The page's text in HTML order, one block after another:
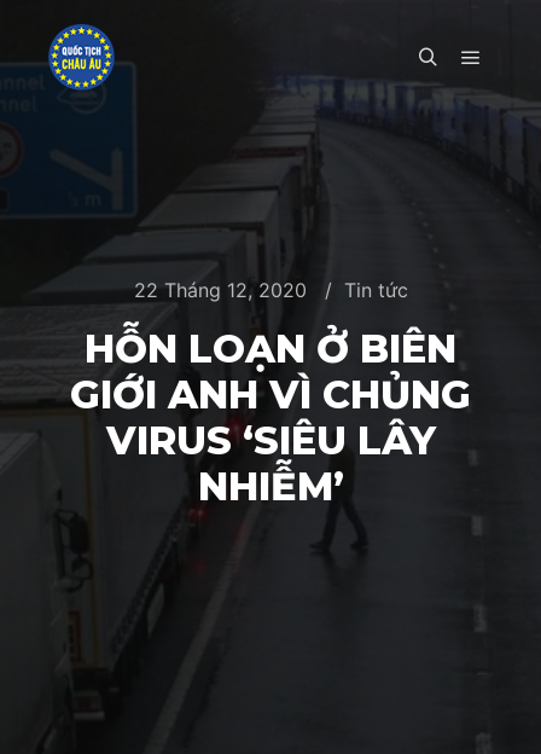
Search
22 Tháng 12, 2020 Tin tức
HỖN LOẠN Ở BIÊN
GIỚI ANH VÌ CHỦNG
VIRUS ‘SIÊU LÂY
NHIỄM’